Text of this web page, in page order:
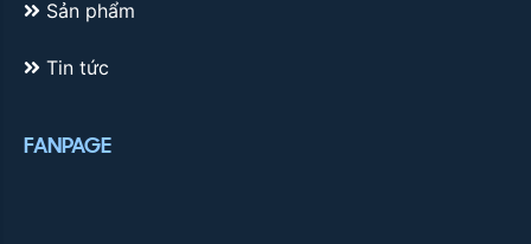
Sản phẩm
Tin tức
FANPAGE